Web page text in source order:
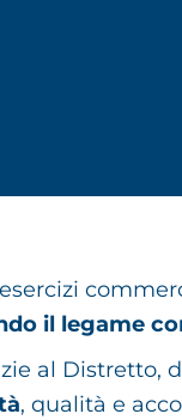
il legame
al Distretto,
, qualità e